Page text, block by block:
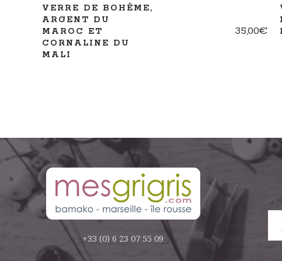
VERRE DE BOHÊME,
ARGENT DU
MAROC ET
CORNALINE DU
MALI
35,00€
+33 (0) 6 23 07 55 09